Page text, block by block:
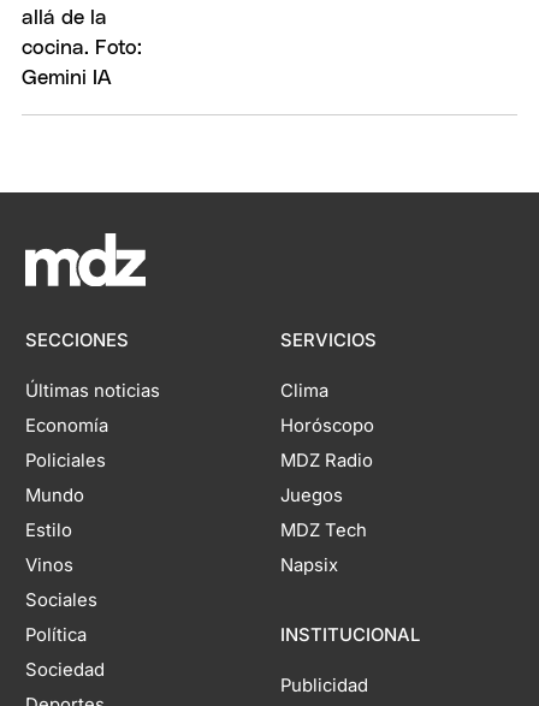
SECCIONES
Últimas noticias
Economía
Policiales
Mundo
Estilo
Vinos
Sociales
Política
Sociedad
SERVICIOS
Clima
Horóscopo
MDZ Radio
Juegos
MDZ Tech
Napsix
INSTITUCIONAL
Publicidad